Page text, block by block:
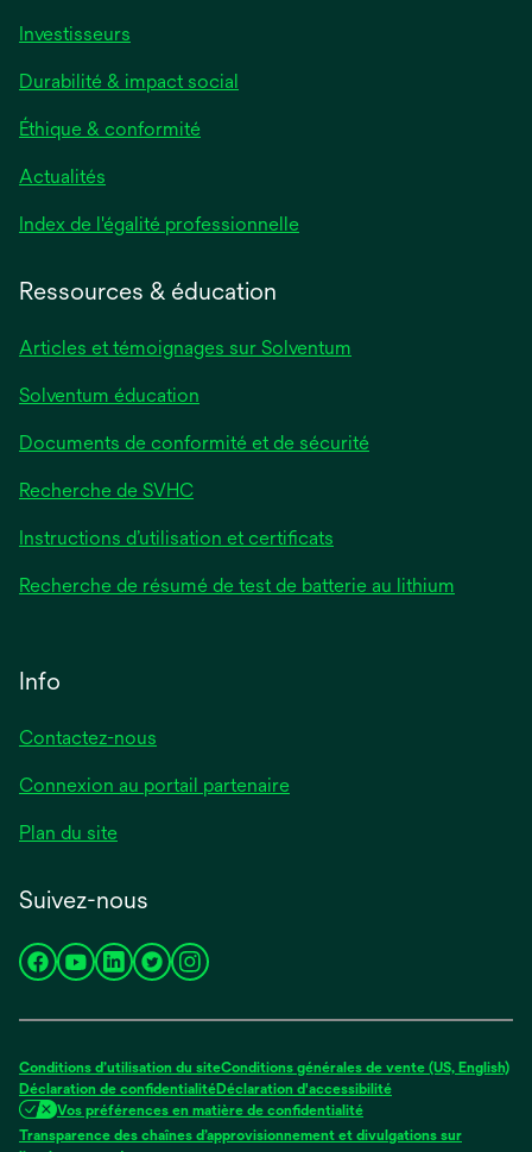
Investisseurs
Durabilité & impact social
Éthique & conformité
Actualités
Index de l'égalité professionnelles’ouvre
onglet
Ressources & éducation
Articles et témoignages sur Solventum
Solventum éducation
Documents de conformité et de sécurité
Recherche de SVHC
Instructions d’utilisation et certificats
Recherche de résumé de test de batterie au lithium
Info
Contactez-nous
Connexion au portail partenaire
Plan du site
Suivez-nous
s’ouvre
nouvel
onglet
s’ouvre
nouvel
onglet
s’ouvre
nouvel
onglet
s’ouvre
nouvel
onglet
s’ouvre
nouvel
onglet
Conditions d’utilisation du siteConditions générales de vente (US, English)
Déclaration de confidentialitéDéclaration d'accessibilité
Vos préférences en matière de confidentialité
Transparence des chaînes d’approvisionnement et divulgations sur